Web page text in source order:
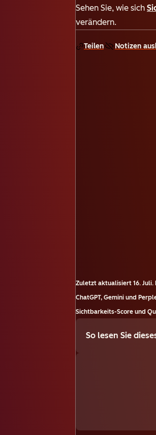
Sehen Sie, wie sich
verändern.
Teilen Notizen
Zuletzt aktualisiert 16. Juli.
ChatGPT, Gemini und
Sichtbarkeits-Score und
So lesen Sie